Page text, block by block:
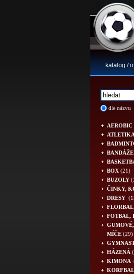
katalog /
dle názvu
AEROBIC
ATLETIKA
BANDÁŽE
BOX (21)
BUZOLY
ČINKY,
DRESY
FLORBAL
FOTBAL,
MÍČE (29)
HÁZENÁ
KIMONA
KORFBAL